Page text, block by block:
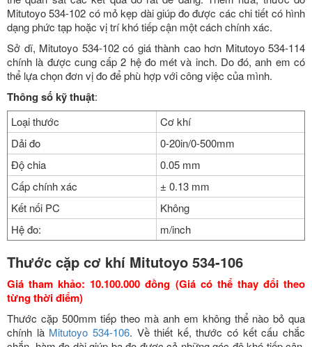
Mitutoyo 534-102 có mỏ kẹp dài giúp đo được các chi tiết có hình
dạng phức tạp hoặc vị trí khó tiếp cận một cách chính xác.
Sở dĩ, Mitutoyo 534-102 có giá thành cao hơn Mitutoyo 534-114
chính là được cung cấp 2 hệ đo mét và inch. Do đó, anh em có
thể lựa chọn đơn vị đo để phù hợp với công việc của mình.
Thông số kỹ thuật:
Loại thước
Cơ khí
Dải đo
0-20in/0-500mm
Độ chia
0.05 mm
Cấp chính xác
± 0.13 mm
Kết nối PC
Không
Hệ đo:
m/inch
Thước cặp cơ khí Mitutoyo 534-106
Giá tham khảo: 10.100.000 đồng (Giá có thể thay đổi theo
từng thời điểm)
Thước cặp 500mm tiếp theo mà anh em không thể nào bỏ qua
chính là Mitutoyo 534-106. Về thiết kế, thước có kết cấu chắc